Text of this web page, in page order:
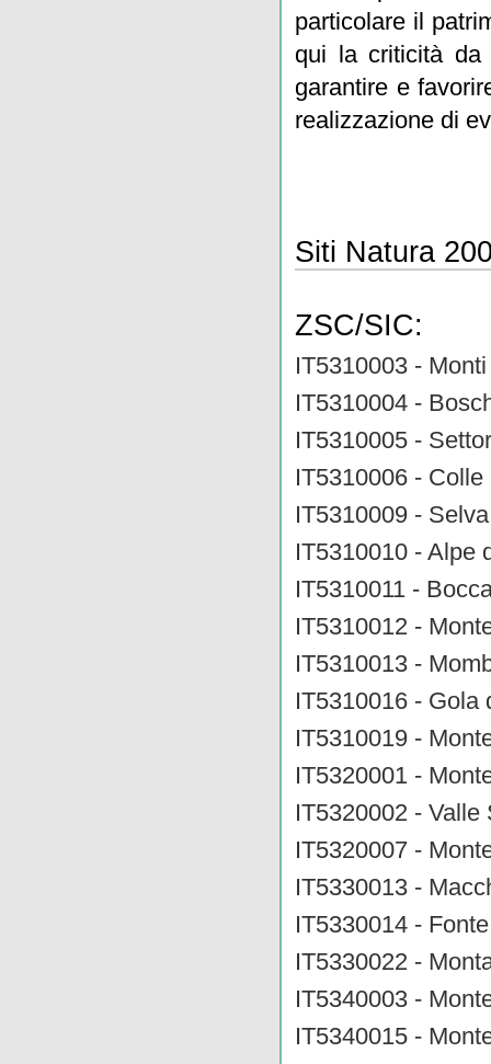
particolare il
qui la criticità da
garantire e
realizzazione di
Siti Natura
ZSC/SIC:
IT5310003 -
IT5310004 -
IT5310005 -
IT5310006 -
IT5310009 -
IT5310010 - Alpe
IT5310011 -
IT5310012 -
IT5310013 -
IT5310016 - Gola
IT5310019 -
IT5320001 -
IT5320002 - Valle
IT5320007 -
IT5330013 -
IT5330014 -
IT5330022 -
IT5340003 -
IT5340015 -